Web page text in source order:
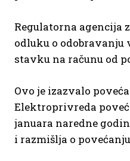
Regulatorna agencija
odluku o
stavku na računu od
Ovo je izazvalo
Elektroprivreda
januara naredne
i razmišlja o